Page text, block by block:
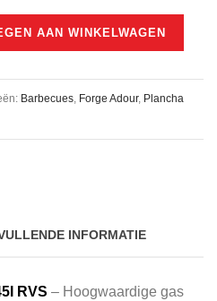
AAN WINKELWAGEN
Barbecues, Forge Adour, Plancha
INFORMATIE
RVS – Hoogwaardige gas